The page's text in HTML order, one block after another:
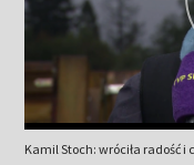
Kamil Stoch: wróciła radość i